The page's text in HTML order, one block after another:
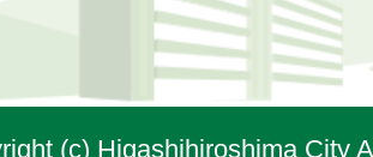
(c) Higashihiroshima City